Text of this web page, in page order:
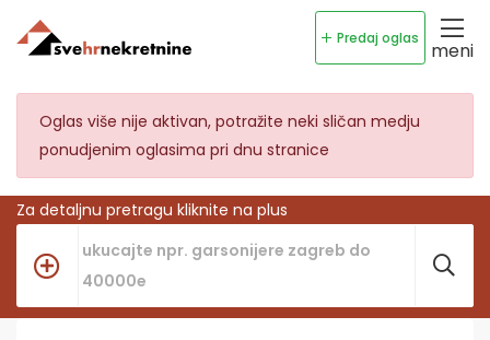
Predaj oglas
meni
Oglas više nije aktivan, potražite neki sličan medju
ponudjenim oglasima pri dnu stranice
Za detaljnu pretragu kliknite na plus